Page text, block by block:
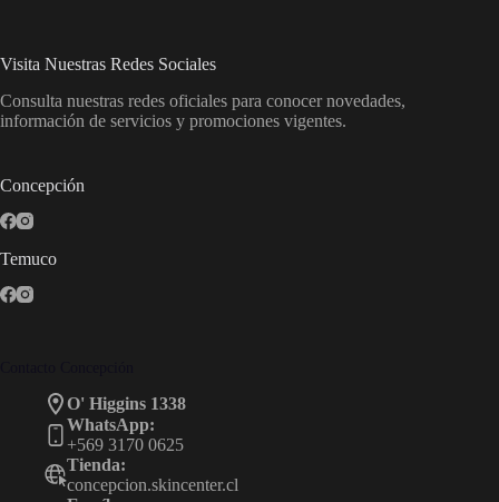
Visita Nuestras Redes Sociales
Consulta nuestras redes oficiales para conocer novedades,
información de servicios y promociones vigentes.
Concepción
Temuco
O' Higgins 1338
WhatsApp:
+569 3170 0625
Tienda:
concepcion.skincenter.cl